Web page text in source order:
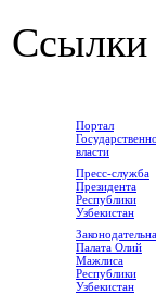
Ссылки
Портал
власти
Пресс-служба
Президента
Республики
Узбекистан
Палата Олий
Мажлиса
Республики
Узбекистан